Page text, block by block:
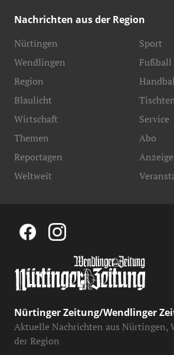
Nachrichten aus der Region
Nürtingen
Wendlingen
Region
Blaulicht
Sport
Fußball
Wirtschaft
Themen
Reportagen
Weltweit
Service
Abo
Nürtinger Zeitung/Wendlinger
Aktuelle Nachrichten aus Nürtingen,
der Region